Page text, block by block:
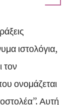
ιστολόγια,
τον
ονομάζεται
Αυτή